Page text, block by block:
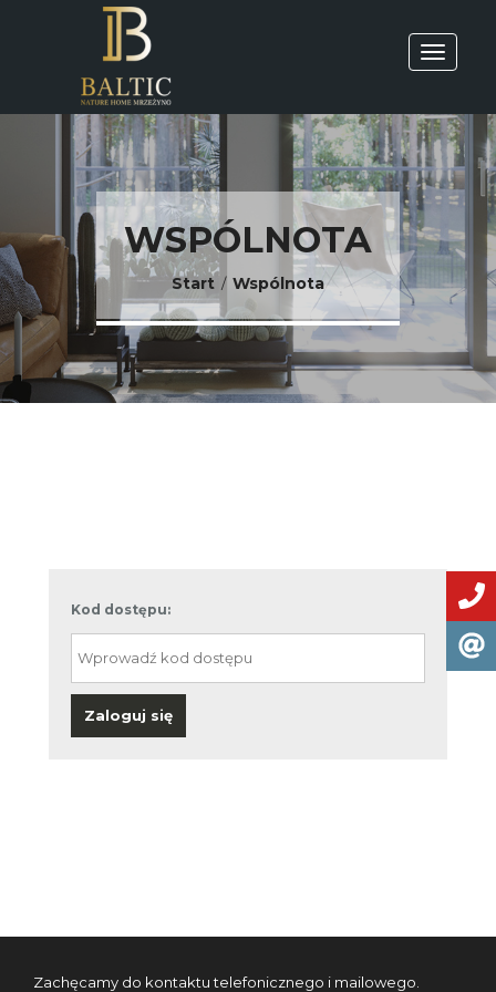
WSPÓLNOTA
Start / Wspólnota
Kod dostępu:
Zaloguj się
Zachęcamy do kontaktu telefonicznego i mailowego.